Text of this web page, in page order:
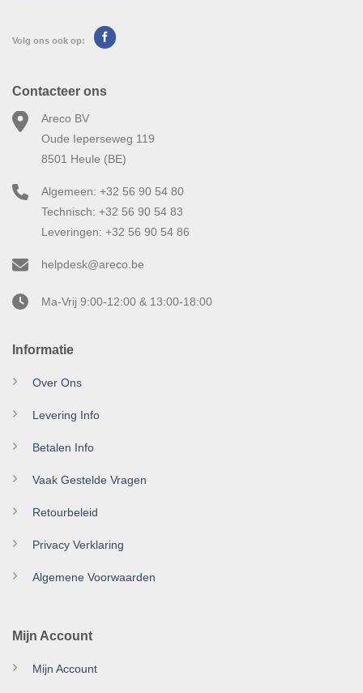
Volg ons ook op:
Informatie
Over Ons
Levering Info
Betalen Info
Vaak Gestelde Vragen
Retourbeleid
Privacy Verklaring
Algemene Voorwaarden
Mijn Account
Mijn Account
Contacteer ons
Areco BV
Oude Ieperseweg 119
8501 Heule (BE)
Algemeen: +32 56 90 54 80
Technisch: +32 56 90 54 83
Leveringen: +32 56 90 54 86
helpdesk@areco.be
Ma-Vrij 9:00-12:00 & 13:00-18:00